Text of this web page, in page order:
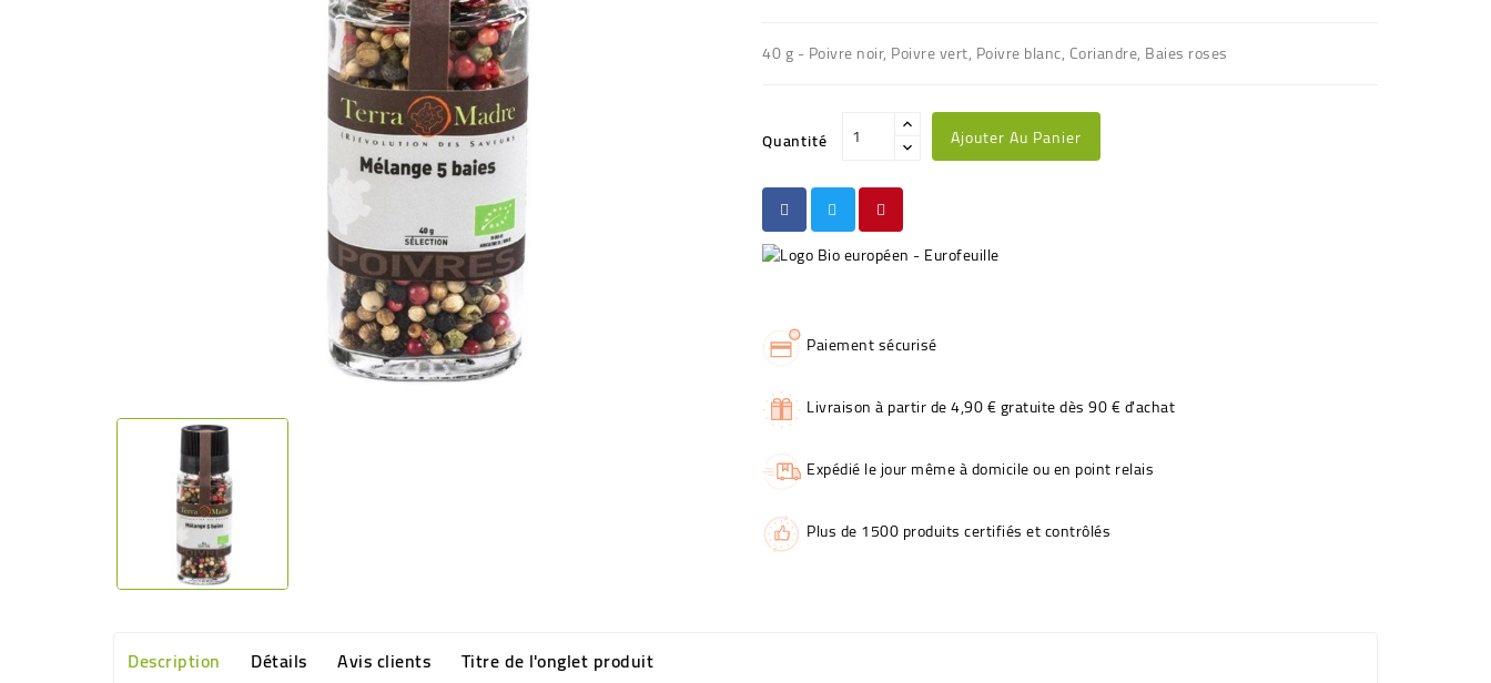
40 g - Poivre noir, Poivre vert, Poivre blanc, Coriandre, Baies roses
Quantité Ajouter Au Panier
Paiement sécurisé
Livraison à partir de 4,90 € gratuite dès 90 € d'achat
Expédié le jour même à domicile ou en point relais
Plus de 1500 produits certifiés et contrôlés
Description Détails Avis clients Titre de l'onglet produit